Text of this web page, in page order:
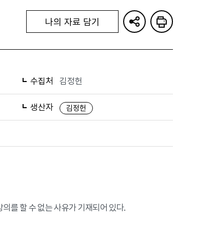
나의 자료 담기
수집처 김정헌
생산자 김정헌
를 할 수 없는 사유가 기재되어 있다.